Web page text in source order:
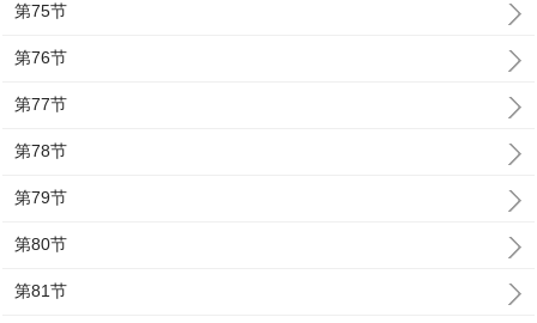
第75节
第76节
第77节
第78节
第79节
第80节
第81节